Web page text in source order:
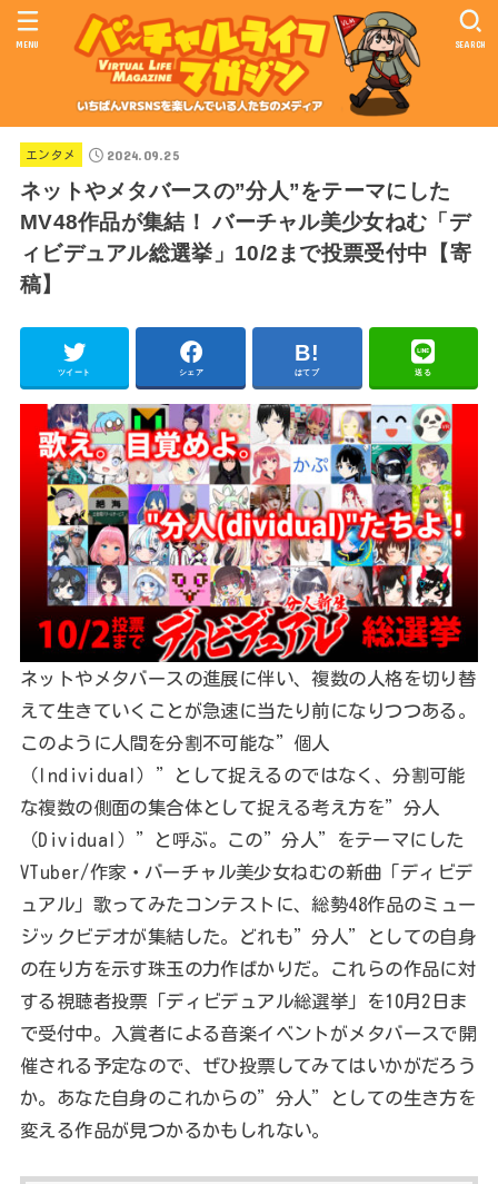
SEARCH
MENU
エンタメ 2024.09.25
ネットやメタバースの”分人”をテーマにした
MV48作品が集結！ バーチャル美少女ねむ「デ
ィビデュアル総選挙」10/2まで投票受付中【寄
稿】
ツイート シェア はてブ 送る
ネットやメタバースの進展に伴い、複数の人格を切り替
えて生きていくことが急速に当たり前になりつつある。
このように人間を分割不可能な”個人
（Individual）”として捉えるのではなく、分割可能
な複数の側面の集合体として捉える考え方を”分人
（Dividual）”と呼ぶ。この”分人”をテーマにした
VTuber/作家・バーチャル美少女ねむの新曲「ディビデ
ュアル」歌ってみたコンテストに、総勢48作品のミュー
ジックビデオが集結した。どれも”分人”としての自身
の在り方を示す珠玉の力作ばかりだ。これらの作品に対
する視聴者投票「ディビデュアル総選挙」を10月2日ま
で受付中。入賞者による音楽イベントがメタバースで開
催される予定なので、ぜひ投票してみてはいかがだろう
か。あなた自身のこれからの”分人”としての生き方を
変える作品が見つかるかもしれない。